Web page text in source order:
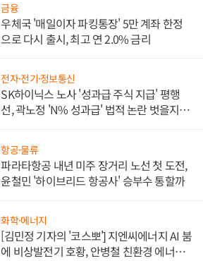
금융
우체국 '매일이자 파킹통장' 5만 계좌 한정
으로 다시 출시, 최고 연 2.0% 금리
전자·전기·정보통신
SK하이닉스 노사 '성과급 주식 지급' 평행
선, 곽노정 'N% 성과급' 법적 논란 벗을지 주
항공·물류
파라타항공 내년 미주 장거리 노선 첫 도전,
윤철민 '하이브리드 항공사' 승부수 통할까
화학·에너지
[김민정 기자의 '코스뽀'] 지엔씨에너지 AI 붐
에 비상발전기 호황, 안병철 친환경 에너지